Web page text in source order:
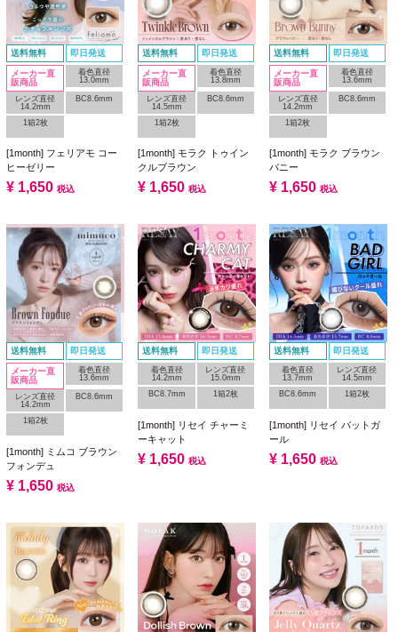
送料無料 即日発送
メーカー直
販商品
着色直径
13.0mm
レンズ直径
14.2mm
BC8.6mm
1箱2枚
[1month] フェリアモ コー
ヒーゼリー
¥ 1,650 税込
送料無料 即日発送
メーカー直
販商品
着色直径
13.8mm
レンズ直径
14.5mm
BC8.6mm
1箱2枚
[1month] モラク トゥイン
クルブラウン
¥ 1,650 税込
送料無料 即日発送
メーカー直
販商品
着色直径
13.6mm
レンズ直径
14.2mm
BC8.6mm
1箱2枚
[1month] モラク ブラウン
バニー
¥ 1,650 税込
送料無料 即日発送
メーカー直
販商品
着色直径
13.6mm
レンズ直径
14.2mm
BC8.6mm
1箱2枚
[1month] ミムコ ブラウン
フォンデュ
¥ 1,650 税込
送料無料 即日発送
着色直径
14.2mm
レンズ直径
15.0mm
BC8.7mm
1箱2枚
[1month] リセイ チャーミ
ーキャット
¥ 1,650 税込
送料無料 即日発送
着色直径
13.7mm
レンズ直径
14.5mm
BC8.6mm
1箱2枚
[1month] リセイ バットガ
ール
¥ 1,650 税込